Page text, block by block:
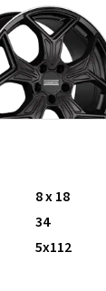
8 x 18
34
5x112